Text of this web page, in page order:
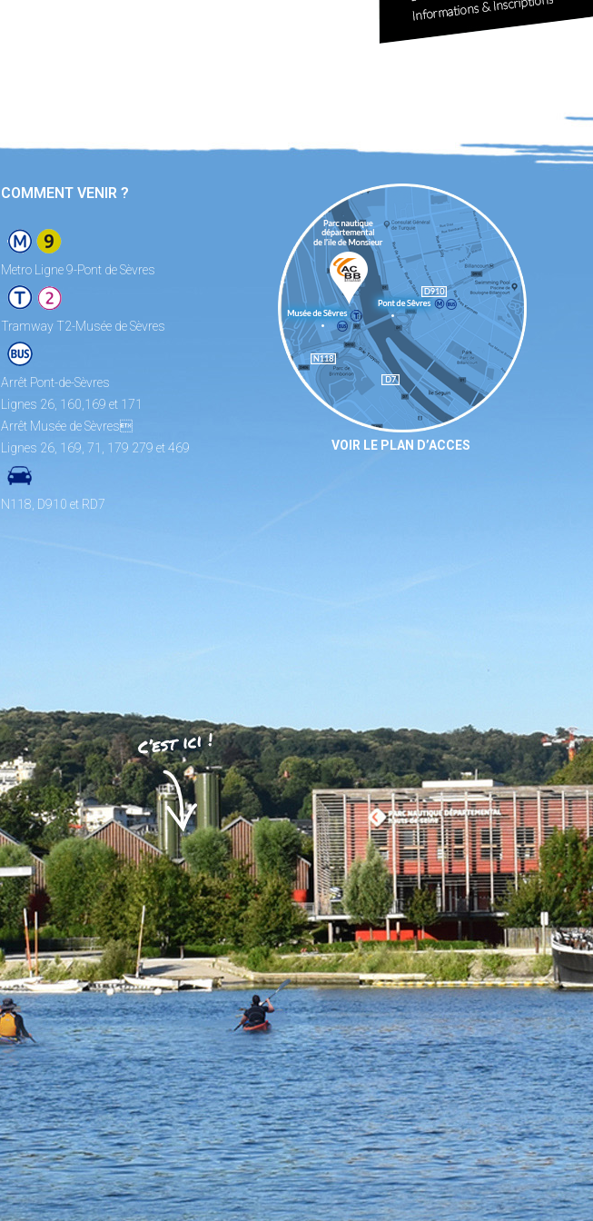
COMMENT VENIR ?
Metro Ligne 9-Pont de Sèvres
Tramway T2-Musée de Sèvres
Arrêt Pont-de-Sèvres
Lignes 26, 160,169 et 171
Arrêt Musée de Sèvres
Lignes 26, 169, 71, 179 279 et 469
N118, D910 et RD7
VOIR LE PLAN D’ACCES